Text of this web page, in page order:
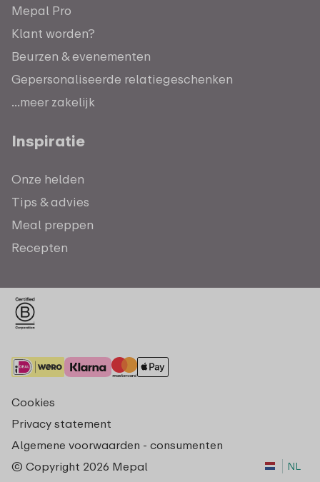
Mepal Pro
Klant worden?
Beurzen & evenementen
Gepersonaliseerde relatiegeschenken
...meer zakelijk
Inspiratie
Onze helden
Tips & advies
Meal preppen
Recepten
Cookies
Privacy statement
Algemene voorwaarden - consumenten
© Copyright 2026 Mepal
NL